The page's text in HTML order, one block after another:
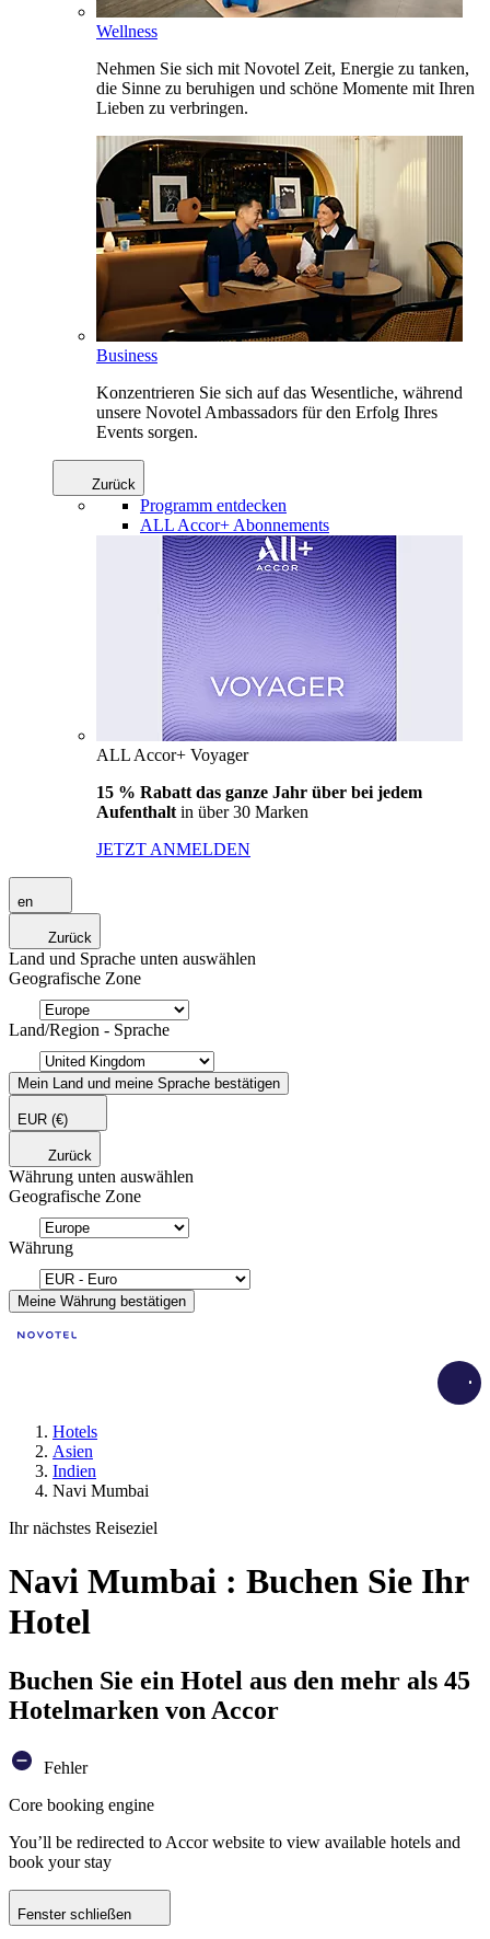
Wellness
Nehmen Sie sich mit Novotel Zeit, Energie zu tanken,
die Sinne zu beruhigen und schöne Momente mit Ihren
Lieben zu verbringen.
Business
Konzentrieren Sie sich auf das Wesentliche, während
unsere Novotel Ambassadors für den Erfolg Ihres
Events sorgen.
Zurück
Programm entdecken
ALL Accor+ Abonnements
ALL Accor+ Voyager
15 % Rabatt das ganze Jahr über bei jedem
Aufenthalt in über 30 Marken
JETZT ANMELDEN
en
Zurück
Land und Sprache unten auswählen
Geografische Zone
Land/Region - Sprache
Mein Land und meine Sprache bestätigen
EUR (€)
Zurück
Währung unten auswählen
Geografische Zone
Währung
Meine Währung bestätigen
Hotels
Asien
Indien
Navi Mumbai
Ihr nächstes Reiseziel
Navi Mumbai : Buchen Sie Ihr
Hotel
Buchen Sie ein Hotel aus den mehr als 45
Hotelmarken von Accor
Fehler
Core booking engine
You’ll be redirected to Accor website to view available hotels and
book your stay
Fenster schließen